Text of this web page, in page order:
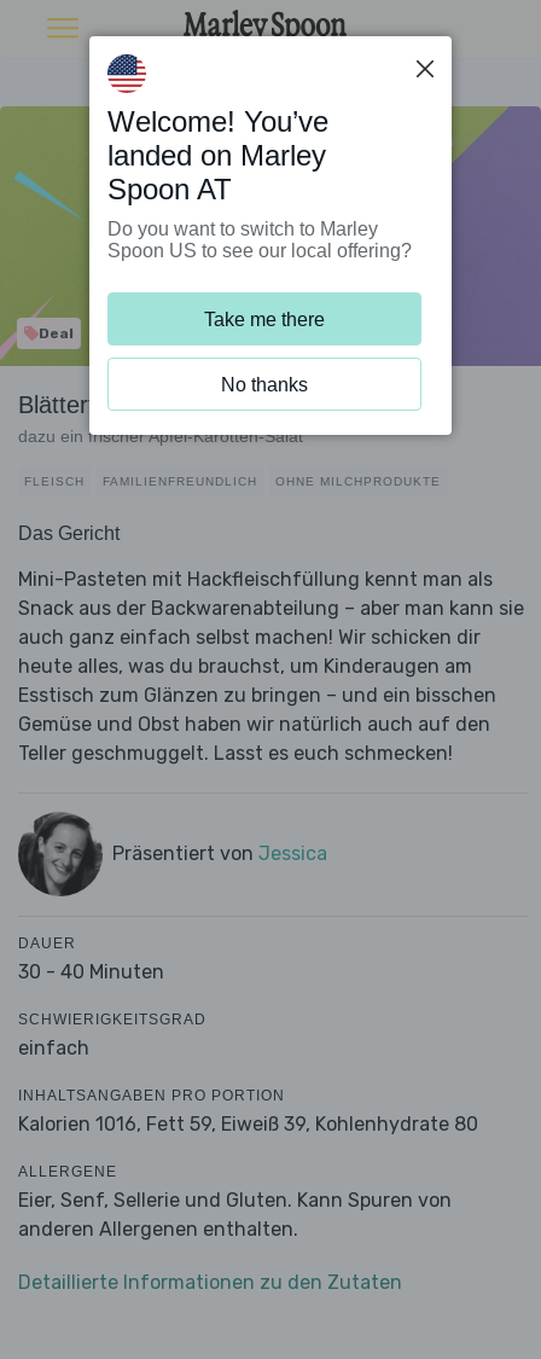
Deal
Blätterteigrollen mit Schweinehack
dazu ein frischer Apfel-Karotten-Salat
FLEISCH FAMILIENFREUNDLICH OHNE MILCHPRODUKTE
Das Gericht
Mini-Pasteten mit Hackfleischfüllung kennt man als
Snack aus der Backwarenabteilung – aber man kann sie
auch ganz einfach selbst machen! Wir schicken dir
heute alles, was du brauchst, um Kinderaugen am
Esstisch zum Glänzen zu bringen – und ein bisschen
Gemüse und Obst haben wir natürlich auch auf den
Teller geschmuggelt. Lasst es euch schmecken!
Präsentiert von Jessica
DAUER
30 - 40 Minuten
SCHWIERIGKEITSGRAD
einfach
INHALTSANGABEN PRO PORTION
Kalorien 1016, Fett 59, Eiweiß 39, Kohlenhydrate 80
ALLERGENE
Eier, Senf, Sellerie und Gluten. Kann Spuren von
anderen Allergenen enthalten.
Detaillierte Informationen zu den Zutaten
Welcome! You’ve
landed on Marley
Spoon AT
Do you want to switch to Marley
Spoon US to see our local offering?
Take me there
No thanks